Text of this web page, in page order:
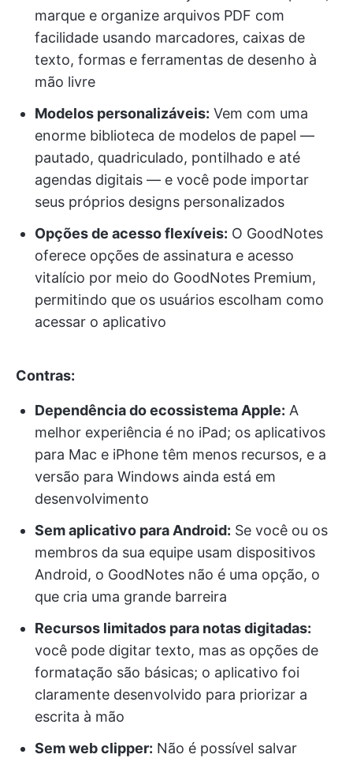
marque e organize arquivos PDF com
facilidade usando marcadores, caixas de
texto, formas e ferramentas de desenho à
mão livre
Modelos personalizáveis: Vem com uma
enorme biblioteca de modelos de papel —
pautado, quadriculado, pontilhado e até
agendas digitais — e você pode importar
seus próprios designs personalizados
Opções de acesso flexíveis: O GoodNotes
oferece opções de assinatura e acesso
vitalício por meio do GoodNotes Premium,
permitindo que os usuários escolham como
acessar o aplicativo
Contras:
Dependência do ecossistema Apple: A
melhor experiência é no iPad; os aplicativos
para Mac e iPhone têm menos recursos, e a
versão para Windows ainda está em
desenvolvimento
Sem aplicativo para Android: Se você ou os
membros da sua equipe usam dispositivos
Android, o GoodNotes não é uma opção, o
que cria uma grande barreira
Recursos limitados para notas digitadas:
você pode digitar texto, mas as opções de
formatação são básicas; o aplicativo foi
claramente desenvolvido para priorizar a
escrita à mão
Sem web clipper: Não é possível salvar